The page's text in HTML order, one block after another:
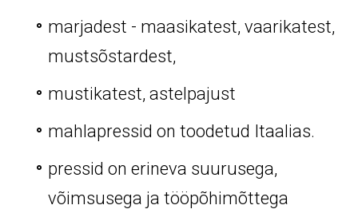
marjadest - maasikatest, vaarikatest,
mustsõstardest,
mustikatest, astelpajust
mahlapressid on toodetud Itaalias.
pressid on erineva suurusega,
võimsusega ja tööpõhimõttega